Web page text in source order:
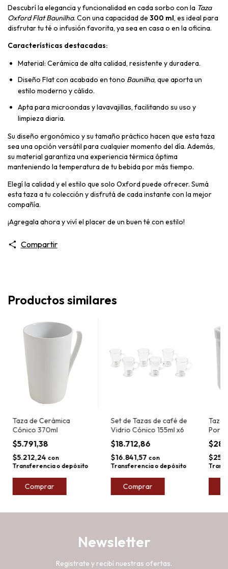
Descubrí la elegancia y funcionalidad en cada sorbo con la Taza
Oxford Flat Baunilha. Con una capacidad de 300 ml, es ideal para
disfrutar tu té o infusión favorita, ya sea en casa o en la oficina.
Características destacadas:
Material: Cerámica de alta calidad, resistente y duradera.
Diseño Flat con acabado en tono Baunilha, que aporta un
estilo moderno y cálido.
Apta para microondas y lavavajillas, facilitando su uso y
limpieza diaria.
Su diseño ergonómico y su tamaño práctico hacen que esta taza
sea una opción versátil para cualquier momento del día. Además,
su material garantiza una experiencia térmica óptima
manteniendo la temperatura de tu bebida por más tiempo.
Elegí la calidad y el estilo que solo Oxford puede ofrecer. Sumá
esta taza a tu colección y disfrutá de cada instante con la mejor
compañía.
¡Agregala ahora y viví el placer de un buen té con estilo!
Compartir
Productos similares
Taza de Cerámica
Cónico 370ml
$5.791,38
$5.212,24 con
Transferencia o depósito
Set de Tazas de café de
Vidrio Cónico 155ml x6
$18.712,86
$16.841,57 con
Transferencia o depósito
Comprar
Taza
Newsletter
Registrate y recibí nuestras ofertas.